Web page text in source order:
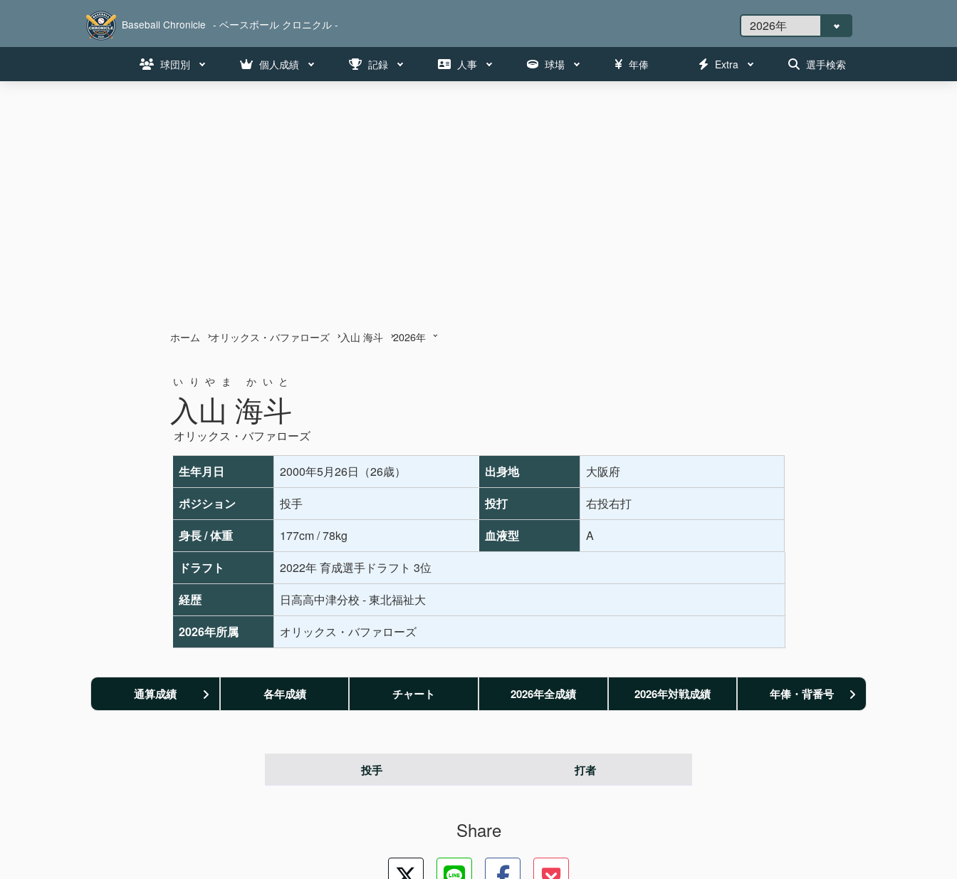
Baseball Chronicle - ベースボール クロニクル -
球団別 個人成績 記録 人事 球場 年俸 Extra 選手検索
ホーム オリックス・バファローズ 入山 海斗 2026年
入山 海斗
いりやま かいと
オリックス・バファローズ
生年月日 2000年5月26日（26歳） 出身地
大阪府
ポジション
投手 投打
右投右打
身長 / 体重
177cm / 78kg 血液型
A
ドラフト
2022年 育成選手ドラフト 3位
経歴
日高高中津分校 - 東北福祉大
2026年所属
オリックス・バファローズ
通算成績 各年成績 チャート 2026年全成績 2026年対戦成績 年俸・背番号
投手 打者
Share